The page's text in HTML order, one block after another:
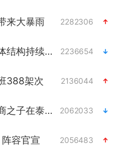
来大暴雨 2282306
上半年我国经营主体结构持续优化 2236654
388架次 2136044
中国籍豪华游艇富商之子在泰国被杀 2062033
容官宣 2056483